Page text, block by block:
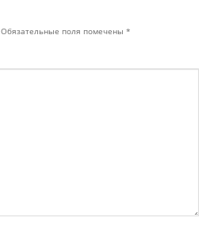
Обязательные поля помечены*